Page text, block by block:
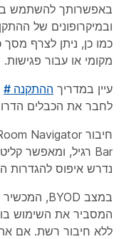
באפשרותך להשתמש
ובמיקרופונים של
כמו כן, ניתן לצרף
מקומי או עבור פגישות.
עיין במדריך ההתקנה #
לחבר את הכבלים
נדרש איפוס להגדרות
המסביר את השימוש
ללא חיבור רשת. אם